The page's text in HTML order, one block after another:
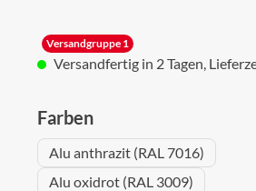
Versandgruppe 1
Versandfertig in 2 Tagen,
Farbenauswählen
Alu anthrazit (RAL 7016)
Alu oxidrot (RAL 3009)